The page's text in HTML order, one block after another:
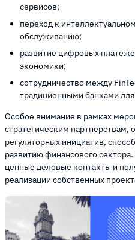
сервисов;
переход к
обслуживанию;
развитие цифровых
экономики;
сотрудничество между
традиционными банками
Особое внимание в рамках
стратегическим
регуляторных инициатив,
развитию финансового
ценные деловые контакты и
реализации собственных